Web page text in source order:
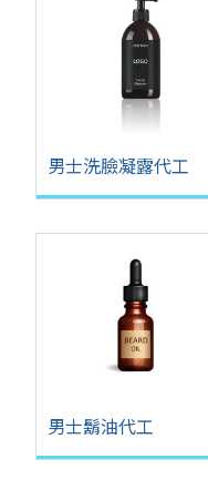
男士洗臉凝露代工
男士鬍油代工